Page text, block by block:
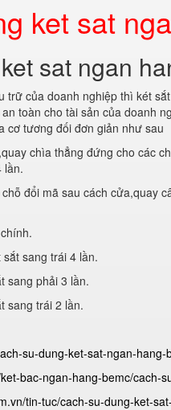
ket sat
sat ngan
của doanh nghiệp thì két
toàn cho tài sản của doanh
cơ tương đối đơn giản như sau
chìa thẳng đứng cho các
lần.
đổi mã sau cách cửa,quay
sang trái 4 lần.
sang phải 3 lần.
sang trái 2 lần.
su-dung-ket-sat-ngan-hang-
bac-ngan-hang-bemc/cach-
tin-tuc/cach-su-dung-ket-